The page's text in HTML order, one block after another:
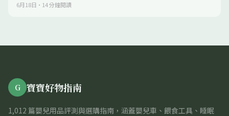
6月18日 · 14分鐘閱讀
G 寶寶好物指南
1,012 篇嬰兒用品評測與選購指南，涵蓋嬰兒車、餵食工具、睡眠